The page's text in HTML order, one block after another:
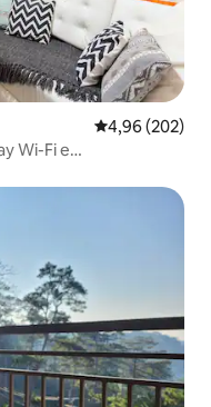
4,96 de uma
4,96 (202)
Wi-Fi e